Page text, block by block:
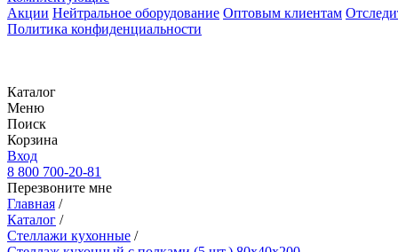
Акции Нейтральное оборудование Оптовым клиентам
Политика конфиденциальности
Каталог
Меню
Поиск
Корзина
Вход
8 800 700-20-81
Перезвоните мне
Главная /
Каталог /
Стеллажи кухонные /